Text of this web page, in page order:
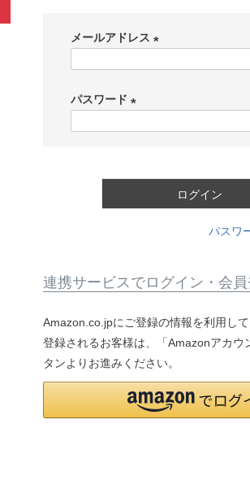
メールアドレス
パスワード
ログイン
パスワ
連携サービスでログイン・会
Amazon.co.jpにご登録の情報を利用し
登録されるお客様は、「Amazonアカウ
タンよりお進みください。